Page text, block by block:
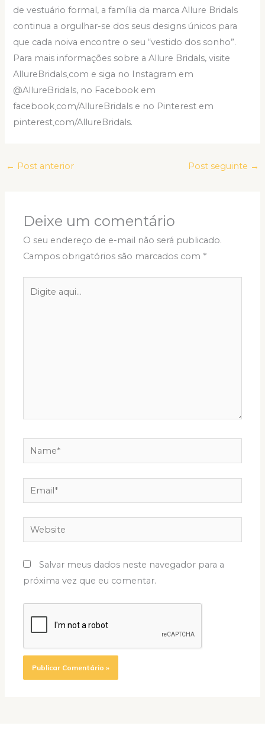
de vestuário formal, a família da marca Allure Bridals
continua a orgulhar-se dos seus designs únicos para
que cada noiva encontre o seu “vestido dos sonho”.
Para mais informações sobre a Allure Bridals, visite
AllureBridals܂com e siga no Instagram em
@AllureBridals, no Facebook em
facebook܂com/AllureBridals e no Pinterest em
pinterest܂com/AllureBridals.
← Post anterior Post seguinte →
Deixe um comentário
O seu endereço de e-mail não será publicado.
Campos obrigatórios são marcados com *
Name*
Email*
Website
Salvar meus dados neste navegador para a
próxima vez que eu comentar.